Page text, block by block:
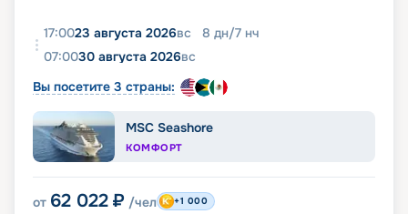
17:0023 августа 2026вс 8 дн/7 нч
07:0030 августа 2026вс
Вы посетите 3 страны:
MSC Seashore
КОМФОРТ
от 62 022 ₽ /чел +1 000